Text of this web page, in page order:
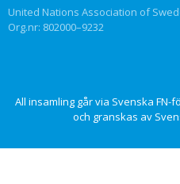
United Nations Association of
Org.nr: 802000–9232
All insamling går via Svenska FN-
och granskas av